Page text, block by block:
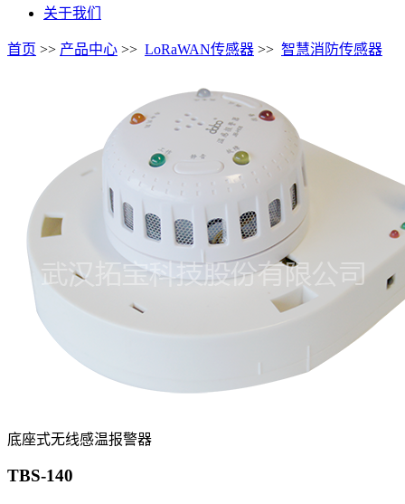
关于我们
首页 >> 产品中心 >> LoRaWAN传感器 >> 智慧消防传感器
底座式无线感温报警器
TBS-140